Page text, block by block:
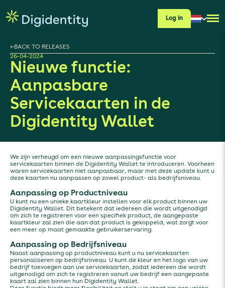
Log in
←BACK TO RELEASES
26-04-2024
Nieuwe functie:
Aanpasbare
Servicekaarten in de
Digidentity Wallet
We zijn verheugd om een nieuwe aanpassingsfunctie voor
servicekaarten binnen de Digidentity Wallet te introduceren. Voorheen
waren servicekaarten niet aanpasbaar, maar met deze update kunt u
deze kaarten nu aanpassen op zowel product- als bedrijfsniveau.
Aanpassing op Productniveau
U kunt nu een unieke kaartkleur instellen voor elk product binnen uw
Digidentity Wallet. Dit betekent dat iedereen die wordt uitgenodigd
om zich te registreren voor een specifiek product, de aangepaste
kaartkleur zal zien die aan dat product is gekoppeld, wat zorgt voor
een meer op maat gemaakte gebruikerservaring.
Aanpassing op Bedrijfsniveau
Naast aanpassing op productniveau kunt u nu servicekaarten
personaliseren op bedrijfsniveau. U kunt de kleur en het logo van uw
bedrijf toevoegen aan uw servicekaarten, zodat iedereen die wordt
uitgenodigd om zich te registreren vanuit uw bedrijf een aangepaste
kaart zal zien binnen hun Digidentity Wallet.